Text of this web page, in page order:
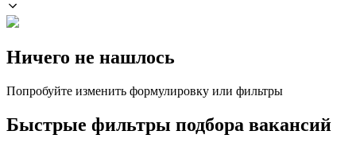
Ничего не нашлось
Попробуйте изменить формулировку или фильтры
Быстрые фильтры подбора вакансий